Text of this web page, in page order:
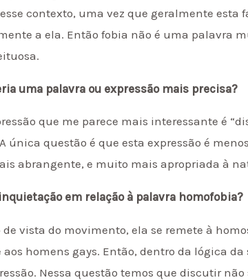
contexto, uma vez que geralmente
a ela. Então fobia não é uma palavra
uma palavra ou expressão mais precisa?
que me parece mais interessante é
única questão é que esta expressão é
abrangente, e muito mais apropriada à
em relação à palavra homofobia?
de vista do movimento, ela se remete à
aos homens gays. Então, dentro da lógica
Nessa questão temos que discutir